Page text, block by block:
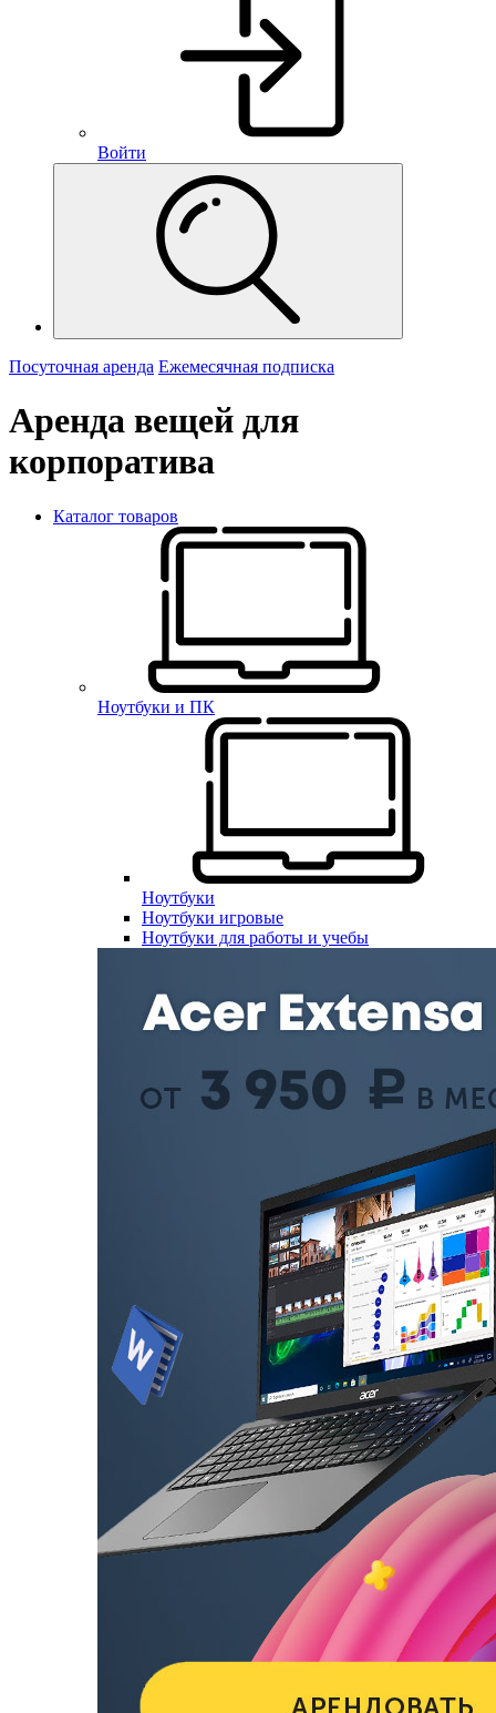
Войти
Посуточная аренда Ежемесячная подписка
Аренда вещей для
корпоратива
Каталог товаров
Ноутбуки и ПК
Ноутбуки
Ноутбуки игровые
Ноутбуки для работы и учебы